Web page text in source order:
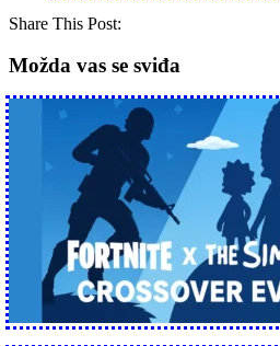
Share This Post:
Možda vas se sviđa